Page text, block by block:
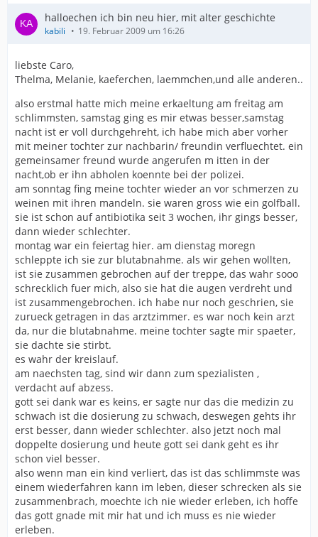
halloechen ich bin neu hier, mit alter geschichte
kabili 19. Februar 2009 um 16:26
liebste Caro,
Thelma, Melanie, kaeferchen, laemmchen,und alle anderen..
also erstmal hatte mich meine erkaeltung am freitag am
schlimmsten, samstag ging es mir etwas besser,samstag
nacht ist er voll durchgehreht, ich habe mich aber vorher
mit meiner tochter zur nachbarin/ freundin verfluechtet. ein
gemeinsamer freund wurde angerufen m itten in der
nacht,ob er ihn abholen koennte bei der polizei.
am sonntag fing meine tochter wieder an vor schmerzen zu
weinen mit ihren mandeln. sie waren gross wie ein golfball.
sie ist schon auf antibiotika seit 3 wochen, ihr gings besser,
dann wieder schlechter.
montag war ein feiertag hier. am dienstag moregn
schleppte ich sie zur blutabnahme. als wir gehen wollten,
ist sie zusammen gebrochen auf der treppe, das wahr sooo
schrecklich fuer mich, also sie hat die augen verdreht und
ist zusammengebrochen. ich habe nur noch geschrien, sie
zurueck getragen in das arztzimmer. es war noch kein arzt
da, nur die blutabnahme. meine tochter sagte mir spaeter,
sie dachte sie stirbt.
es wahr der kreislauf.
am naechsten tag, sind wir dann zum spezialisten ,
verdacht auf abzess.
gott sei dank war es keins, er sagte nur das die medizin zu
schwach ist die dosierung zu schwach, deswegen gehts ihr
erst besser, dann wieder schlechter. also jetzt noch mal
doppelte dosierung und heute gott sei dank geht es ihr
schon viel besser.
also wenn man ein kind verliert, das ist das schlimmste was
einem wiederfahren kann im leben, dieser schrecken als sie
zusammenbrach, moechte ich nie wieder erleben, ich hoffe
das gott gnade mit mir hat und ich muss es nie wieder
erleben.